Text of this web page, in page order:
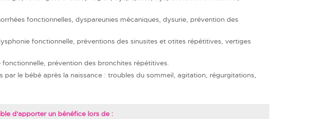
fonctionnelles, dyspareunies mécaniques, dysurie, prévention des
fonctionnelle, préventions des sinusites et otites répétitives, vertiges
fonctionnelle, prévention des bronchites répétitives.
par le bébé après la naissance : troubles du sommeil, agitation, régurgitations,
d'apporter un bénéfice lors de :